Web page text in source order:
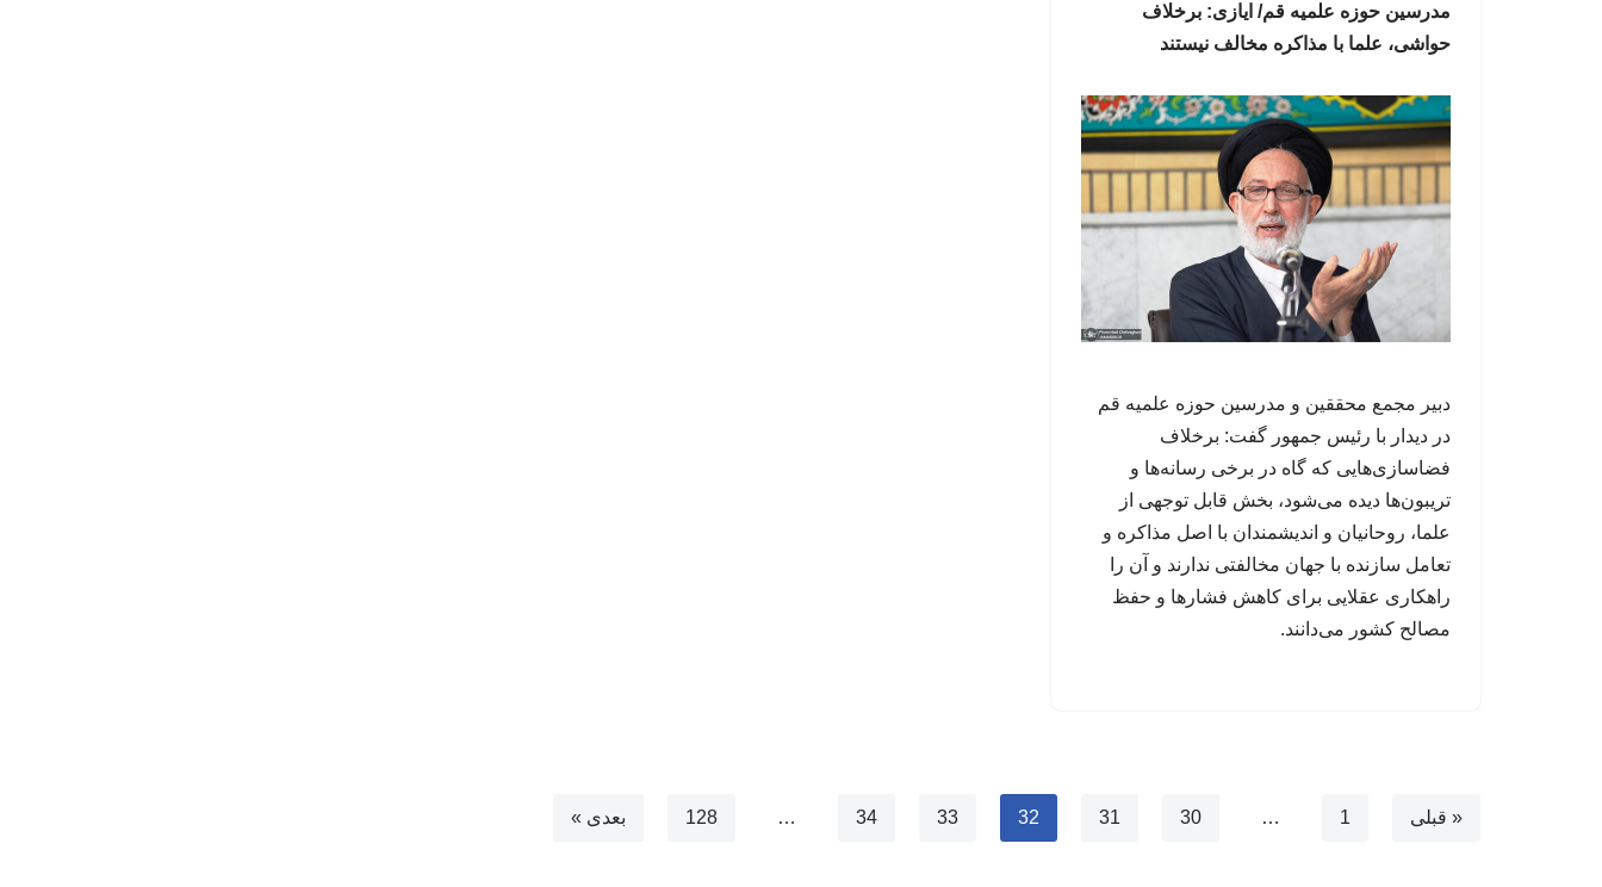
مدرسین حوزه علمیه قم/ ایازی: برخلاف
حواشی، علما با مذاکره مخالف نیستند
دبیر مجمع محققین و مدرسین حوزه علمیه قم
در دیدار با رئیس جمهور گفت: برخلاف
فضاسازی‌هایی که گاه در برخی رسانه‌ها و
تریبون‌ها دیده می‌شود، بخش قابل توجهی از
علما، روحانیان و اندیشمندان با اصل مذاکره و
تعامل سازنده با جهان مخالفتی ندارند و آن را
راهکاری عقلایی برای کاهش فشارها و حفظ
مصالح کشور می‌دانند.
« قبلی 1
…
30
31
32
33
34
…
128 بعدی »